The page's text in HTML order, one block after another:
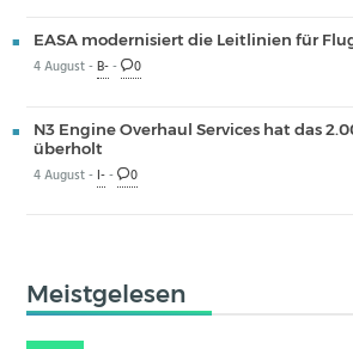
EASA modernisiert die Leitlinien für
4 August -B-- 0
N3 Engine Overhaul Services hat das
überholt
4 August - I-- 0
Meistgelesen